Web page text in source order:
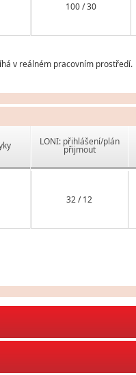
100 / 30
v reálném pracovním prostředí.
LONI: přihlášení/plán
přijmout
32 / 12